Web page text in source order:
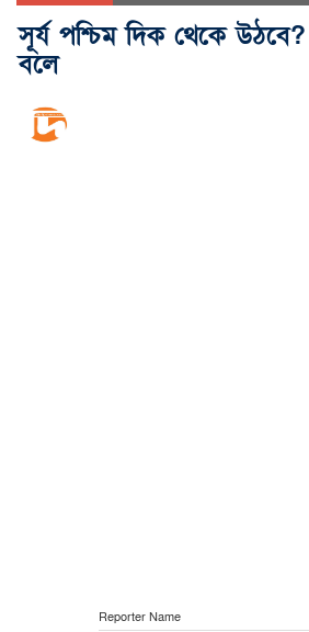
সূর্য পশ্চিম দিক থেকে
বলে
Reporter Name